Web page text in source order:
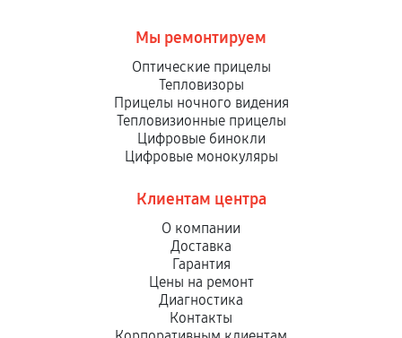
Мы ремонтируем
Оптические прицелы
Тепловизоры
Прицелы ночного видения
Тепловизионные прицелы
Цифровые бинокли
Цифровые монокуляры
Клиентам центра
О компании
Доставка
Гарантия
Цены на ремонт
Диагностика
Контакты